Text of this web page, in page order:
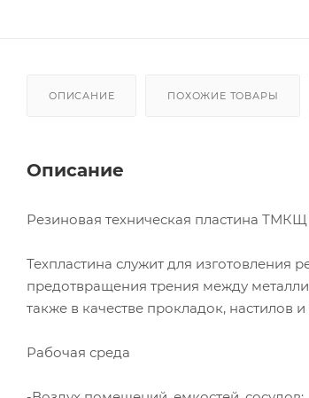
ОПИСАНИЕ ПОХОЖИЕ ТОВАРЫ
Описание
Резиновая техническая пластина
Техпластина служит для
предотвращения трения между
также в качестве прокладок, настилов
Рабочая среда